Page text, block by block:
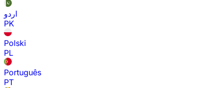
اردو
PK
Polski
PL
Português
PT